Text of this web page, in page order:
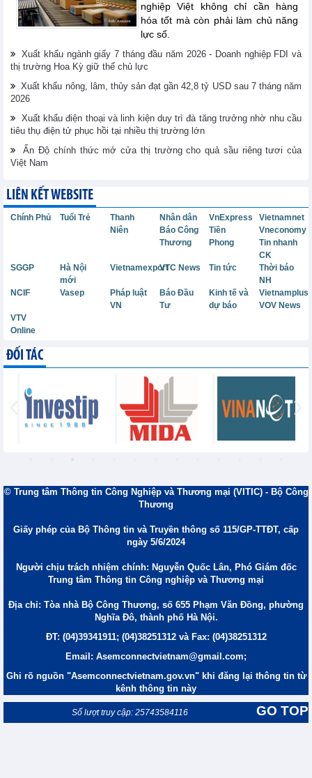
nghiệp Việt không chỉ cần hàng
hóa tốt mà còn phải làm chủ năng
lực số.
Xuất khẩu ngành giấy 7 tháng đầu năm 2026 - Doanh nghiệp FDI và
thị trường Hoa Kỳ giữ thế chủ lực
Xuất khẩu nông, lâm, thủy sản đạt gần 42,8 tỷ USD sau 7 tháng năm
2026
Xuất khẩu điện thoại và linh kiện duy trì đà tăng trưởng nhờ nhu cầu
tiêu thụ điện tử phục hồi tại nhiều thị trường lớn
Ấn Độ chính thức mở cửa thị trường cho quả sầu riêng tươi của
Việt Nam
LIÊN KẾT WEBSITE
Chính Phủ Tuổi Trẻ
Thanh
Niên
Nhân dân VnExpress
Vietnamnet
Báo Công
Thương
Tiền
Phong
Vneconomy
Tin nhanh
CK
SGGP
Hà Nội
mới
VietnamexportVTC News Tin tức
Thời báo
NH
NCIF
Vasep
Pháp luật
VN
Báo Đầu
Tư
Kinh tế và
dự báo
Vietnamplus
VOV News
VTV
Online
ĐỐI TÁC
© Trung tâm Thông tin Công Nghiệp và Thương mại (VITIC) - Bộ Công
Thương
Giấy phép của Bộ Thông tin và Truyền thông số 115/GP-TTĐT, cấp
ngày 5/6/2024
Người chịu trách nhiệm chính: Nguyễn Quốc Lân, Phó Giám đốc
Trung tâm Thông tin Công nghiệp và Thương mại
Địa chỉ: Tòa nhà Bộ Công Thương, số 655 Phạm Văn Đồng, phường
Nghĩa Đô, thành phố Hà Nội.
ĐT: (04)39341911; (04)38251312 và Fax: (04)38251312
Email: Asemconnectvietnam@gmail.com;
Ghi rõ nguồn "Asemconnectvietnam.gov.vn" khi đăng lại thông tin từ
kênh thông tin này
GO TOP
Số lượt truy cập: 25743584116